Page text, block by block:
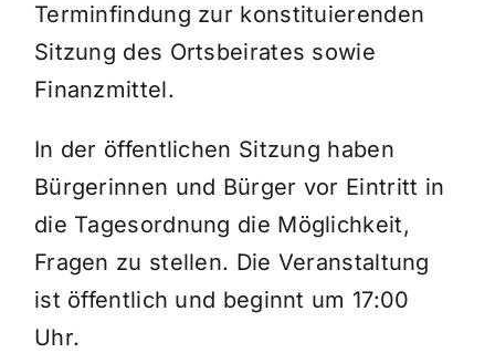
Terminfindung zur konstituierenden
Sitzung des Ortsbeirates sowie
Finanzmittel.
In der öffentlichen Sitzung haben
Bürgerinnen und Bürger vor Eintritt in
die Tagesordnung die Möglichkeit,
Fragen zu stellen. Die Veranstaltung
ist öffentlich und beginnt um 17:00
Uhr.